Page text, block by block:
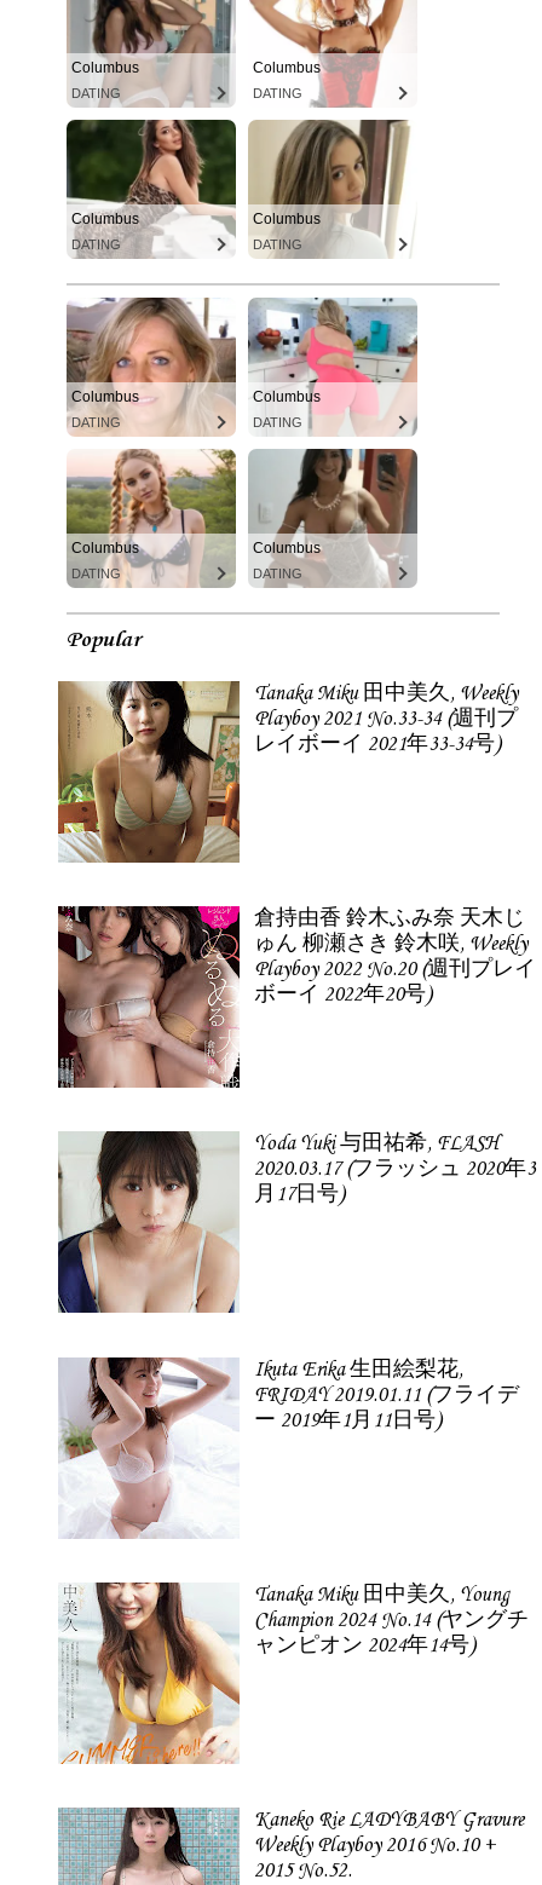
Columbus
DATING
Columbus
DATING
Columbus
DATING
Columbus
DATING
Columbus
DATING
Columbus
DATING
Columbus
DATING
Columbus
DATING
Popular
Tanaka Miku 田中美久, Weekly
Playboy 2021 No.33-34 (週刊プ
レイボーイ 2021年33-34号)
倉持由香 鈴木ふみ奈 天木じ
ゅん 柳瀬さき 鈴木咲, Weekly
Playboy 2022 No.20 (週刊プレイ
ボーイ 2022年20号)
Yoda Yuki 与田祐希, FLASH
2020.03.17 (フラッシュ 2020年3
月17日号)
Ikuta Erika 生田絵梨花,
FRIDAY 2019.01.11 (フライデ
ー 2019年1月11日号)
Tanaka Miku 田中美久, Young
Champion 2024 No.14 (ヤングチ
ャンピオン 2024年14号)
Kaneko Rie LADYBABY Gravure
Weekly Playboy 2016 No.10 +
2015 No.52.